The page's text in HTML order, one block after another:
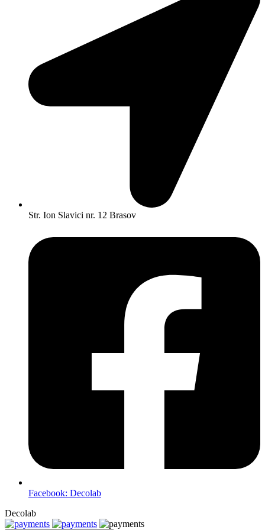
Str. Ion Slavici nr. 12 Brasov
Facebook: Decolab
Decolab